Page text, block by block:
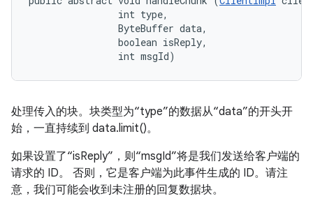
                int type,
                ByteBuffer data,
                boolean isReply,
                int msgId)
处理传入的块。块类型为“type”的数据从“data”的开头开
始，一直持续到 data.limit()。
如果设置了“isReply”，则“msgId”将是我们发送给客户端的
请求的 ID。 否则，它是客户端为此事件生成的 ID。请注
意，我们可能会收到未注册的回复数据块。